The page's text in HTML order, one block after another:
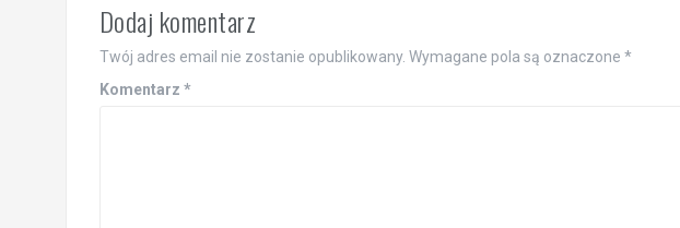
Dodaj komentarz
Twój adres email nie zostanie opublikowany. Wymagane pola są oznaczone *
Komentarz *